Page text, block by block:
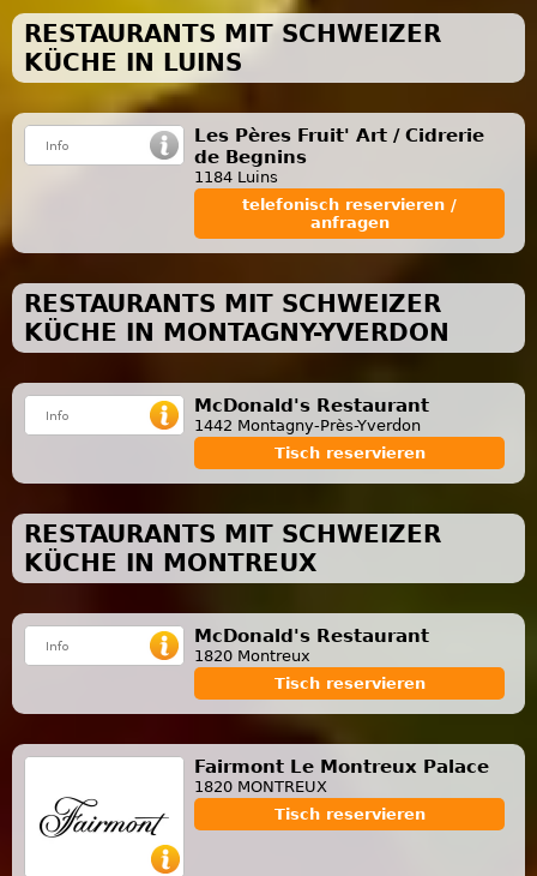
RESTAURANTS MIT SCHWEIZER
KÜCHE IN LUINS
Les Pères Fruit' Art / Cidrerie
de Begnins
1184 Luins
telefonisch reservieren /
anfragen
RESTAURANTS MIT SCHWEIZER
KÜCHE IN MONTAGNY-YVERDON
McDonald's Restaurant
1442 Montagny-Près-Yverdon
Tisch reservieren
RESTAURANTS MIT SCHWEIZER
KÜCHE IN MONTREUX
McDonald's Restaurant
1820 Montreux
Tisch reservieren
Fairmont Le Montreux Palace
1820 MONTREUX
Tisch reservieren